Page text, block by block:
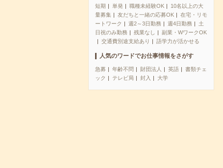
短期 単発 職種未経験OK
10名以上の大
量募集
友だちと一緒の応募OK
在宅・リモ
ートワーク
週2～3日勤務 週4日勤務
土
日祝のみ勤務
残業なし
副業・WワークOK
交通費別途支給あり
語学力が活かせる
人気のワードでお仕事情報をさがす
急募 年齢不問 財団法人 英語
書類チェ
ック
テレビ局 封入 大学